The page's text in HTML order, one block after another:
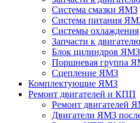
Система смазки ЯМЗ
Система питания
Системы охлаждения
Запчасти к
Блок цилиндров ЯМЗ
Поршневая группа
Сцепление ЯМЗ
Комплектующие ЯМЗ
Ремонт двигателей и КПП
Ремонт двигателей
Двигатели ЯМЗ